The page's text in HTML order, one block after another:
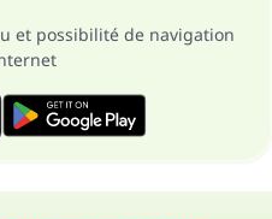
et possibilité de navigation